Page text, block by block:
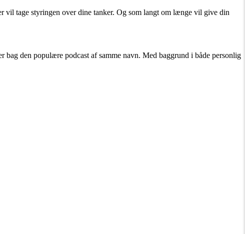
vil tage styringen over dine tanker. Og som langt om længe vil give din
den populære podcast af samme navn. Med baggrund i både personlig